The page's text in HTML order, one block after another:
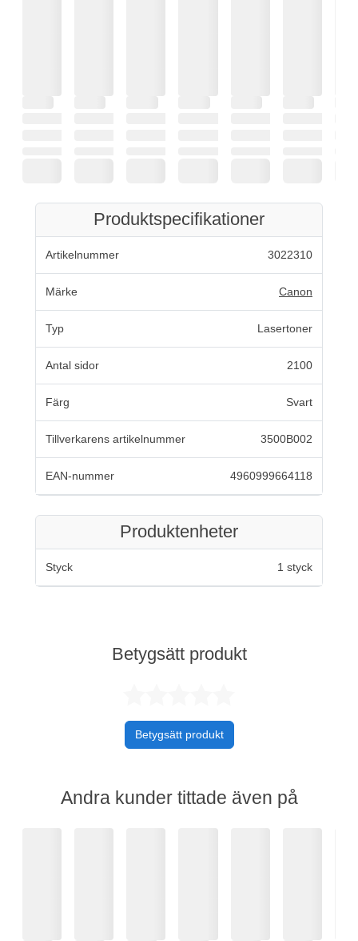
Produktspecifikationer
Artikelnummer 3022310
Märke Canon
Typ Lasertoner
Antal sidor 2100
Färg Svart
Tillverkarens artikelnummer 3500B002
EAN-nummer 4960999664118
Produktenheter
Styck 1 styck
Betygsätt produkt
Betygsätt produkt
Andra kunder tittade även på